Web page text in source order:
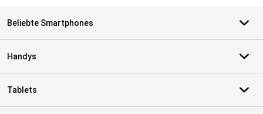
Beliebte Smartphones
Handys
Tablets